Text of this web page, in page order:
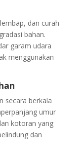
dan curah
bahan.
garam udara
menggunakan
secara berkala
umur
kotoran yang
dan